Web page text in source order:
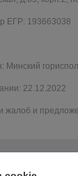
ЕГР: 193663038
Минский
22.12.2022
жалоб и